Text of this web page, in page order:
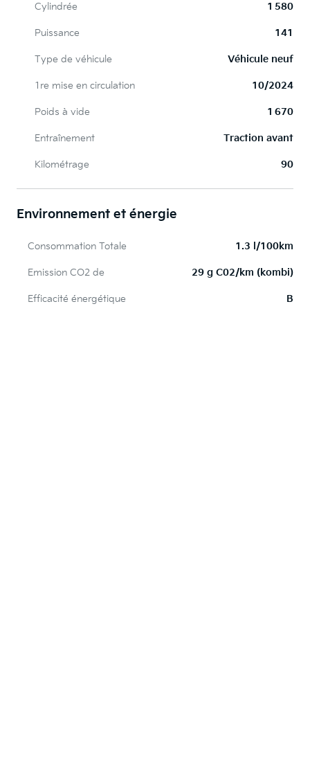
Cylindrée 1 580
Puissance 141
Type de véhicule Véhicule neuf
1re mise en circulation 10/2024
Poids à vide 1 670
Entraînement Traction avant
Kilométrage 90
Environnement et énergie
Consommation Totale 1.3 l/100km
Emission CO2 de 29 g C02/km (kombi)
Efficacité énergétique B